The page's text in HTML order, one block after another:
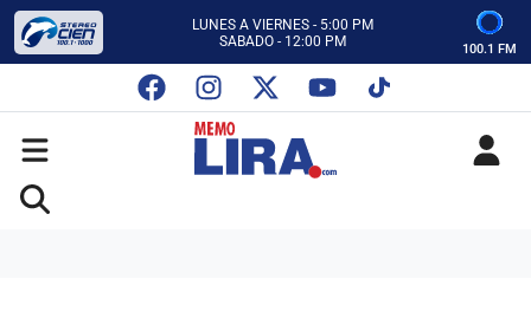
ESCUCHA AUTOS AL CIEN
CON MEMO LIRA Y SU EQUIPO
SABADO - 12:00 PM
ESCUCHA AUTOS AL CIEN
CON MEMO LIRA Y SU EQUIPO
LUNES A VIERNES - 5:00 PM
SABADO - 12:00 PM
100.1 FM